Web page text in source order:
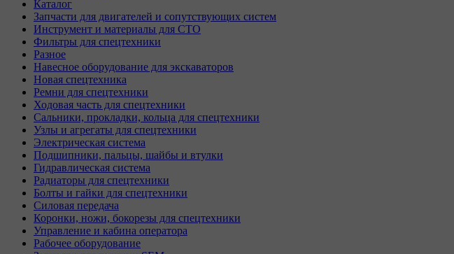
Каталог
Запчасти для двигателей и сопутствующих систем
Инструмент и материалы для СТО
Фильтры для спецтехники
Разное
Навесное оборудование для экскаваторов
Новая спецтехника
Ремни для спецтехники
Ходовая часть для спецтехники
Сальники, прокладки, кольца для спецтехники
Узлы и агрегаты для спецтехники
Электрическая система
Подшипники, пальцы, шайбы и втулки
Гидравлическая система
Радиаторы для спецтехники
Болты и гайки для спецтехники
Силовая передача
Коронки, ножи, бокорезы для спецтехники
Управление и кабина оператора
Рабочее оборудование